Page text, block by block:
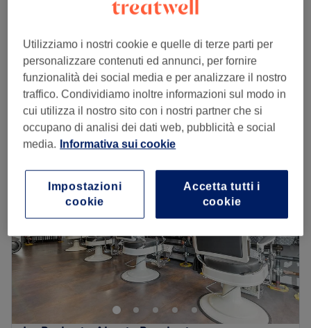
Skin Fade STUDENTE
Taglio Uomo
20 min
Visualizzazione rapida dei dettagli del salone
Lunedì
Chiuso
Martedì
Giovedì
08:30–19:30
Venerdì
08:30–19:30
Sabato
08:30–
Domenica
Chiuso
Il salone di parrucchieri Nico Barber Shop Torino si trova
in via Monginevro 2, a due passi dal Politecnico di Torino.
Trasporto pubblico più vicino:
A pochi passi dalla fermata del bus Monginevro Est.
Utilizziamo i nostri cookie e quelle di terze parti per
personalizzare contenuti ed annunci, per fornire
funzionalità dei social media e per analizzare il nostro
traffico. Condividiamo inoltre informazioni sul modo in
cui utilizza il nostro sito con i nostri partner che si
occupano di analisi dei dati web, pubblicità e social
media. Informativa sui cookie
Accetta tutti i
cookie
Impostazioni
cookie